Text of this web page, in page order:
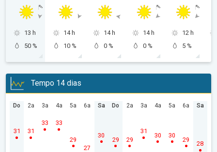
13 h
50 %
14 h
10 %
14 h
0 %
14 h
0 %
12 h
5 %
Tempo 14 dias
Do
31
2a
31
3a
33
4a
33
5a
29
6a
27
Sa
30
Do
29
2a
29
3a
31
4a
30
5a
30
6a
29
Sa
28